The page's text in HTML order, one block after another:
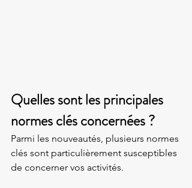
Quelles sont les principales
normes clés concernées ?
Parmi les nouveautés, plusieurs normes
clés sont particulièrement susceptibles
de concerner vos activités.